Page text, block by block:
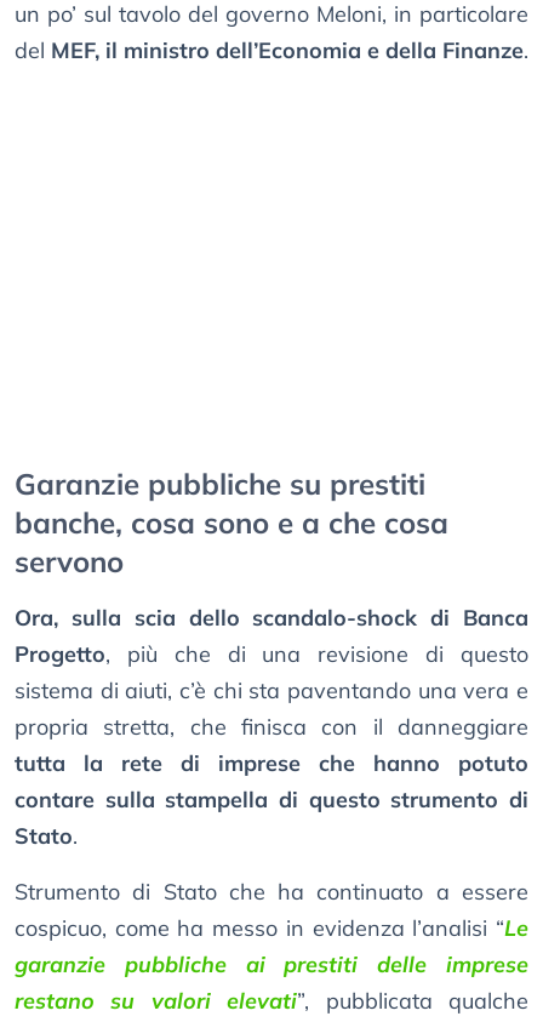
un po’ sul tavolo del governo Meloni, in particolare
del MEF, il ministro dell’Economia e della Finanze.
Garanzie pubbliche su prestiti
banche, cosa sono e a che cosa
servono
Ora, sulla scia dello scandalo-shock di Banca
Progetto, più che di una revisione di questo
sistema di aiuti, c’è chi sta paventando una vera e
propria stretta, che finisca con il danneggiare
tutta la rete di imprese che hanno potuto
contare sulla stampella di questo strumento di
Stato.
Strumento di Stato che ha continuato a essere
cospicuo, come ha messo in evidenza l’analisi “Le
garanzie pubbliche ai prestiti delle imprese
restano su valori elevati”, pubblicata qualche